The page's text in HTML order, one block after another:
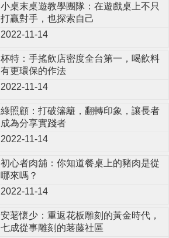
小桌末桌遊教學團隊：在遊戲桌上不只
打贏對手，也探索自己
2022-11-14
杯特：手搖飲店密度全台第一，喝飲料
有更環保的作法
2022-11-14
綠照顧：打破籓籬，翻轉印象，讓長者
成為分享實踐者
2022-11-14
初心者肉舖：你知道餐桌上的豬肉是從
哪來嗎？
2022-11-14
安荖懷少：重返花板雕刻的黃金時代，
七成從事雕刻的荖藤社區